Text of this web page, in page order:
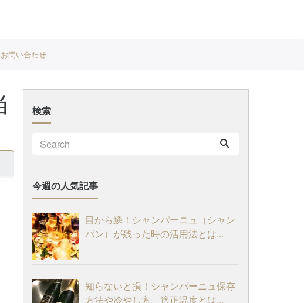
問い合わせ
検索
今週の人気記事
目から鱗！シャンパーニュ（シャン
パン）が残った時の活用法とは...
知らないと損！シャンパーニュ保存
方法や冷やし方、適正温度とは...